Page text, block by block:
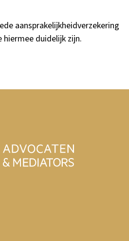
aansprakelijkheidverzekering
duidelijk zijn.